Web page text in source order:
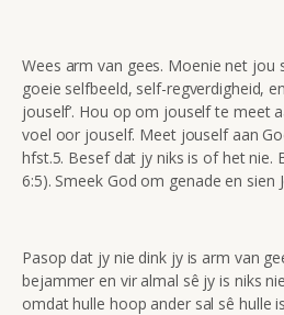
Wees arm van gees. Moenie net jou
goeie selfbeeld, self-regverdigheid,
jouself’. Hou op om jouself te meet
voel oor jouself. Meet jouself aan
hfst.5. Besef dat jy niks is of het nie.
6:5). Smeek God om genade en sien
Pasop dat jy nie dink jy is arm van
bejammer en vir almal sê jy is niks
omdat hulle hoop ander sal sê hulle